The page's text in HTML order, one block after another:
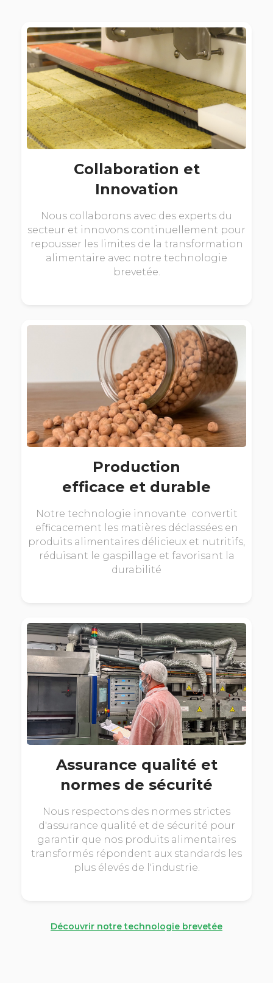
Collaboration et
Innovation
Nous collaborons avec des experts du
secteur et innovons continuellement pour
repousser les limites de la transformation
alimentaire avec notre technologie
brevetée.
Production
efficace et durable
Notre technologie innovante convertit
efficacement les matières déclassées en
produits alimentaires délicieux et nutritifs,
réduisant le gaspillage et favorisant la
durabilité
Assurance qualité et
normes de sécurité
Nous respectons des normes strictes
d'assurance qualité et de sécurité pour
garantir que nos produits alimentaires
transformés répondent aux standards les
plus élevés de l'industrie.
Découvrir notre technologie brevetée